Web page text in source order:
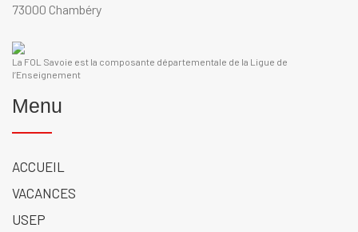
73000 Chambéry
La FOL Savoie est la composante départementale de la Ligue de
l’Enseignement
Menu
ACCUEIL
VACANCES
USEP